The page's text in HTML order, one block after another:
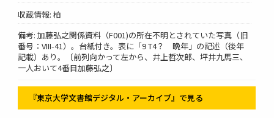
収蔵情報: 柏
備考: 加藤弘之関係資料（F001)の所在不明とされていた写真（旧
番号：VIII-41）。台紙付き。表に「9 T4？ 晩年」の記述（後年
記載）あり。〔前列向かって左から、井上哲次郎、坪井九馬三、
一人おいて4番目加藤弘之〕
『東京大学文書館デジタル・アーカイブ』で見る